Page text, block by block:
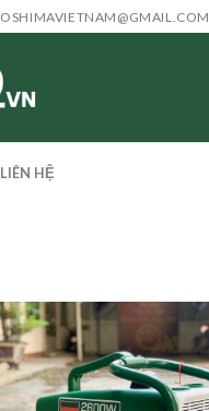
OSHIMAVIETNAM@GMAIL.COM
LIÊN HỆ